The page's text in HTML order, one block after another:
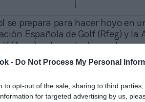
- Do Not Process My Personal
to opt-out of the sale, sharing to third
for targeted advertising by us,
se prepara para hacer hoyo en
Española de Golf (Rfeg) y la
(Aecg) se han aliado con la
proyectos con los que el sector
digital y sostenibilidad
es ayudar a los campos de golf